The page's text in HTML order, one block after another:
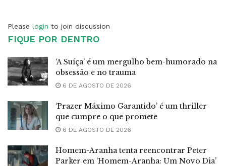
Please login to join discussion
FIQUE POR DENTRO
‘A Suíça’ é um mergulho bem-humorado na
obsessão e no trauma
6 DE AGOSTO DE 2026
‘Prazer Máximo Garantido’ é um thriller
que cumpre o que promete
6 DE AGOSTO DE 2026
Homem-Aranha tenta reencontrar Peter
Parker em ‘Homem-Aranha: Um Novo Dia’